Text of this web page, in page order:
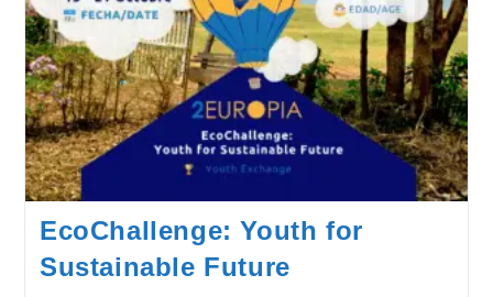
EcoChallenge: Youth for
Sustainable Future